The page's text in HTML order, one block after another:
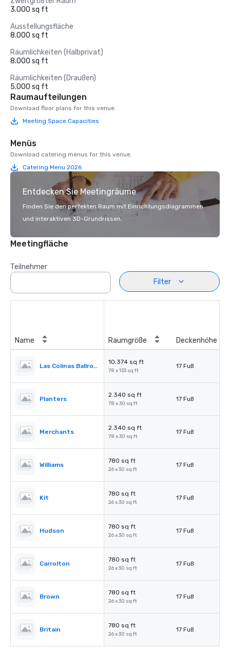
3.000 sq ft
Ausstellungsfläche
8.000 sq ft
Räumlichkeiten (Halbprivat)
8.000 sq ft
Räumlichkeiten (Draußen)
5.000 sq ft
Raumaufteilungen
Download floor plans for this venue.
Meeting Space Capacities
Menüs
Download catering menus for this venue.
Catering Menu 2026
Entdecken Sie Meetingräume
Finden Sie den perfekten Raum mit Einrichtungsdiagrammen
und interaktiven 3D-Grundrissen.
Meetingfläche
Teilnehmer
Filter
Name Raumgröße Deckenhöhe
Las Colinas Ballroom
10.374 sq ft
78 x 133 sq ft
17 Fuß
Planters
2.340 sq ft
78 x 30 sq ft
17 Fuß
Merchants
2.340 sq ft
78 x 30 sq ft
17 Fuß
Williams
780 sq ft
26 x 30 sq ft
17 Fuß
Kit
780 sq ft
26 x 30 sq ft
17 Fuß
Hudson
780 sq ft
26 x 30 sq ft
17 Fuß
Carrolton
780 sq ft
26 x 30 sq ft
17 Fuß
Brown
780 sq ft
26 x 30 sq ft
17 Fuß
Britain
780 sq ft
26 x 30 sq ft
17 Fuß